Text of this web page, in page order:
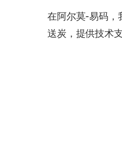
在阿尔莫-易码，
送炭，提供技术